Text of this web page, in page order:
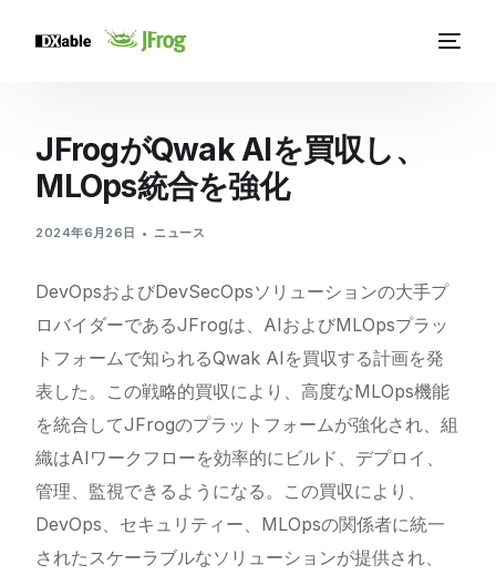
JFrogがQwak AIを買収し、
MLOps統合を強化
2024年6月26日 ニュース
DevOpsおよびDevSecOpsソリューションの大手プ
ロバイダーであるJFrogは、AIおよびMLOpsプラッ
トフォームで知られるQwak AIを買収する計画を発
表した。この戦略的買収により、高度なMLOps機能
を統合してJFrogのプラットフォームが強化され、組
織はAIワークフローを効率的にビルド、デプロイ、
管理、監視できるようになる。この買収により、
DevOps、セキュリティー、MLOpsの関係者に統一
されたスケーラブルなソリューションが提供され、